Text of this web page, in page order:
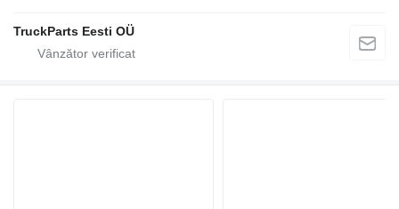
TruckParts Eesti OÜ